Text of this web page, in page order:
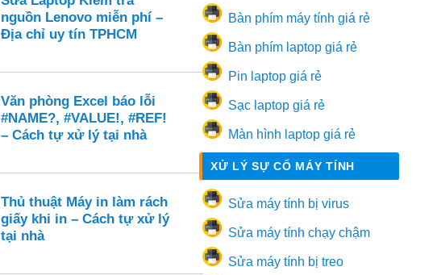
nguồn Lenovo miễn phí –
Địa chỉ uy tín TPHCM
Văn phòng Excel báo lỗi
#NAME?, #VALUE!, #REF!
– Cách tự xử lý tại nhà
Thủ thuật Máy in làm rách
giấy khi in – Cách tự xử lý
tại nhà
Bàn phím máy tính giá rẻ
Bàn phím laptop giá rẻ
Pin laptop giá rẻ
Sạc laptop giá rẻ
Màn hình laptop giá rẻ
XỬ LÝ SỰ CỐ MÁY TÍNH
Sửa máy tính bị virus
Sửa máy tính chạy chậm
Sửa máy tính bị treo